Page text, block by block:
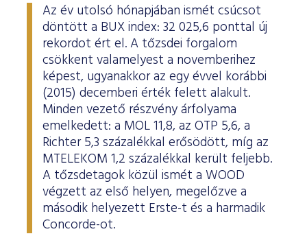
Az év utolsó hónapjában ismét csúcsot
döntött a BUX index: 32 025,6 ponttal új
rekordot ért el. A tőzsdei forgalom
csökkent valamelyest a novemberihez
képest, ugyanakkor az egy évvel korábbi
(2015) decemberi érték felett alakult.
Minden vezető részvény árfolyama
emelkedett: a MOL 11,8, az OTP 5,6, a
Richter 5,3 százalékkal erősödött, míg az
MTELEKOM 1,2 százalékkal került feljebb.
A tőzsdetagok közül ismét a WOOD
végzett az első helyen, megelőzve a
második helyezett Erste-t és a harmadik
Concorde-ot.